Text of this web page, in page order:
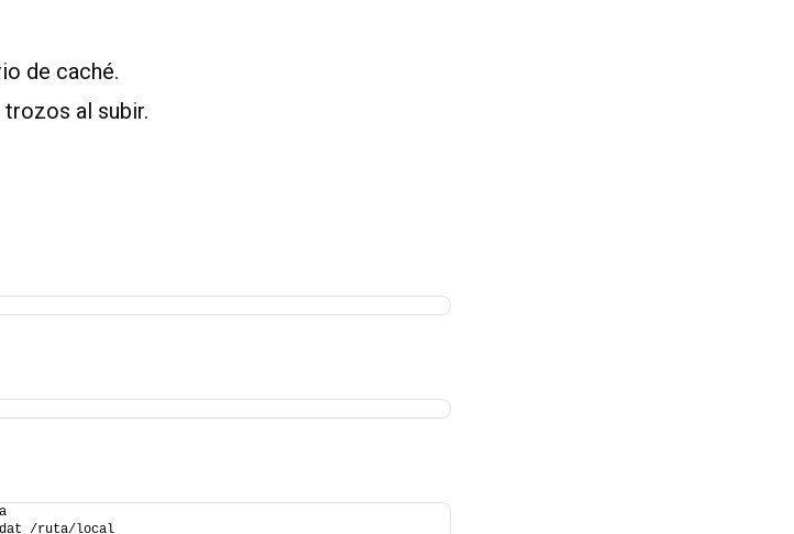
de caché.
trozos al subir.
/ruta/local